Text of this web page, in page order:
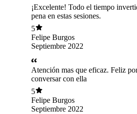
¡Excelente! Todo el tiempo
pena en estas sesiones.
5
Felipe Burgos
Septiembre 2022
Atención mas que eficaz. Feliz
conversar con ella
5
Felipe Burgos
Septiembre 2022